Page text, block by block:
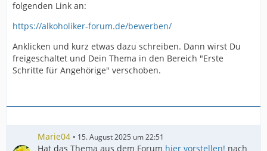
folgenden Link an:
https://alkoholiker-forum.de/bewerben/
Anklicken und kurz etwas dazu schreiben. Dann wirst Du
freigeschaltet und Dein Thema in den Bereich "Erste
Schritte für Angehörige" verschoben.
Marie04 15. August 2025 um 22:51
Hat das Thema aus dem Forum hier vorstellen! nach